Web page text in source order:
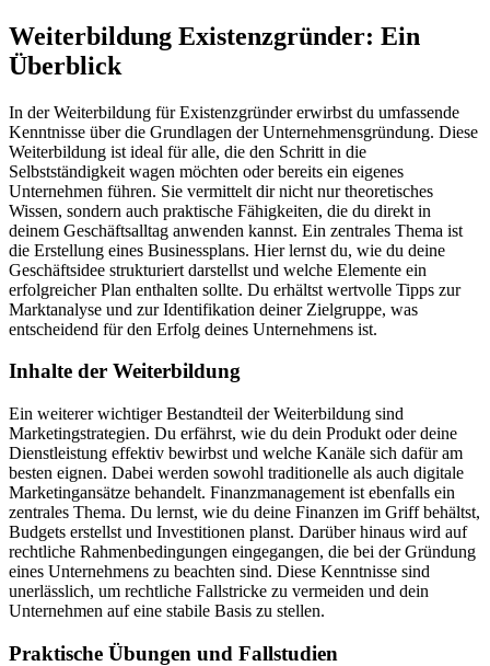
Weiterbildung Existenzgründer: Ein
Überblick
In der Weiterbildung für Existenzgründer erwirbst du umfassende
Kenntnisse über die Grundlagen der Unternehmensgründung. Diese
Weiterbildung ist ideal für alle, die den Schritt in die
Selbstständigkeit wagen möchten oder bereits ein eigenes
Unternehmen führen. Sie vermittelt dir nicht nur theoretisches
Wissen, sondern auch praktische Fähigkeiten, die du direkt in
deinem Geschäftsalltag anwenden kannst. Ein zentrales Thema ist
die Erstellung eines Businessplans. Hier lernst du, wie du deine
Geschäftsidee strukturiert darstellst und welche Elemente ein
erfolgreicher Plan enthalten sollte. Du erhältst wertvolle Tipps zur
Marktanalyse und zur Identifikation deiner Zielgruppe, was
entscheidend für den Erfolg deines Unternehmens ist.
Inhalte der Weiterbildung
Ein weiterer wichtiger Bestandteil der Weiterbildung sind
Marketingstrategien. Du erfährst, wie du dein Produkt oder deine
Dienstleistung effektiv bewirbst und welche Kanäle sich dafür am
besten eignen. Dabei werden sowohl traditionelle als auch digitale
Marketingansätze behandelt. Finanzmanagement ist ebenfalls ein
zentrales Thema. Du lernst, wie du deine Finanzen im Griff behältst,
Budgets erstellst und Investitionen planst. Darüber hinaus wird auf
rechtliche Rahmenbedingungen eingegangen, die bei der Gründung
eines Unternehmens zu beachten sind. Diese Kenntnisse sind
unerlässlich, um rechtliche Fallstricke zu vermeiden und dein
Unternehmen auf eine stabile Basis zu stellen.
Praktische Übungen und Fallstudien